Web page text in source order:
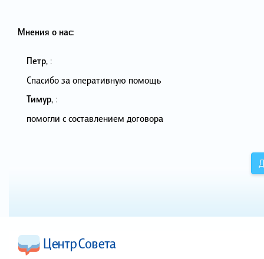
Мнения о нас:
Петр, :
Спасибо за оперативную помощь
Тимур, :
помогли с составлением договора